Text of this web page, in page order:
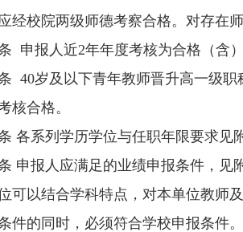
经校院两级师德考察合格。对存在
申报人近2年年度考核为合格（含
40岁及以下青年教师晋升高一级
核合格。
各系列学历学位与任职年限要求见
申报人应满足的业绩申报条件，见
可以结合学科特点，对本单位教师
件的同时，必须符合学校申报条件